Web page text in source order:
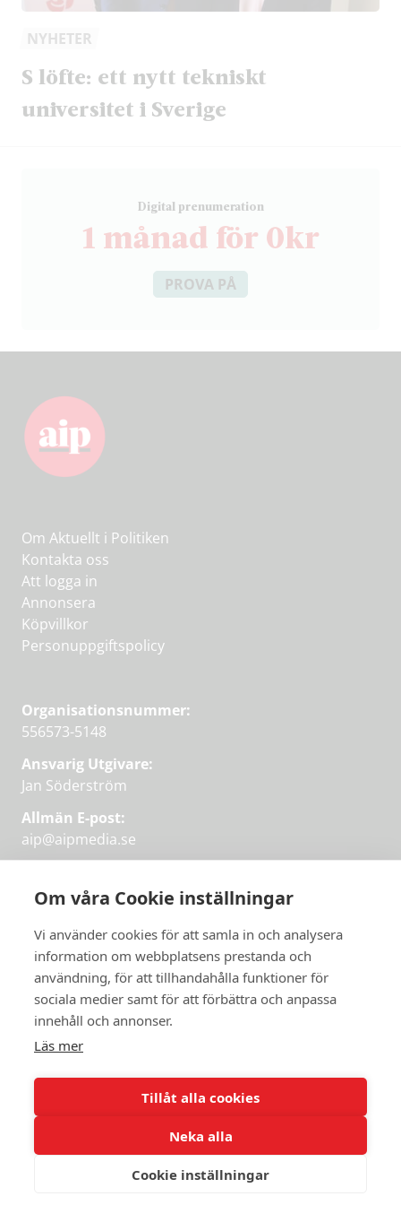
Om våra Cookie inställningar
Vi använder cookies för att samla in och analysera
information om webbplatsens prestanda och
användning, för att tillhandahålla funktioner för
sociala medier samt för att förbättra och anpassa
innehåll och annonser.
Läs mer
Tillåt alla cookies
Neka alla
Cookie inställningar
Få veckans bästa
artiklar i mejlen
varje vecka om våra mest intressanta
JAG VILL HA NYHETSBREV
NYHETER
S löfte: ett nytt tekniskt
universitet i Sverige
Digital prenumeration
1 månad för 0kr
PROVA PÅ
Om Aktuellt i Politiken
Kontakta oss
Att logga in
Annonsera
Köpvillkor
Personuppgiftspolicy
Organisationsnummer:
556573-5148
Ansvarig Utgivare:
Jan Söderström
Allmän E-post:
aip@aipmedia.se
aip@flowyinfo.seeller 08-1210 60 40.
Instagram
LinkedIn
Twitter
Facebook
Få veckans bästa
artiklar på mejlen
PRENUMERERA
© 2026 Aktuellt i Politiken.